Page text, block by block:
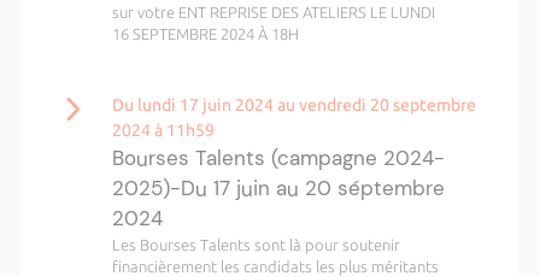
sur votre ENT REPRISE DES ATELIERS LE LUNDI
16 SEPTEMBRE 2024 À 18H
Du lundi 17 juin 2024 au vendredi 20 septembre
2024 à 11h59
Bourses Talents (campagne 2024-
2025)-Du 17 juin au 20 séptembre
2024
Les Bourses Talents sont là pour soutenir
financièrement les candidats les plus méritants